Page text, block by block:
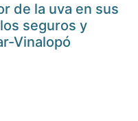
de la uva en sus
seguros y
Vinalopó